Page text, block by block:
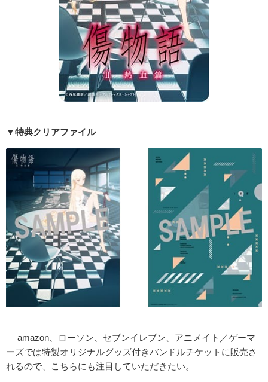
▼特典クリアファイル
amazon、ローソン、セブンイレブン、アニメイト／ゲーマ
ーズでは特製オリジナルグッズ付きバンドルチケットに販売さ
れるので、こちらにも注目していただきたい。